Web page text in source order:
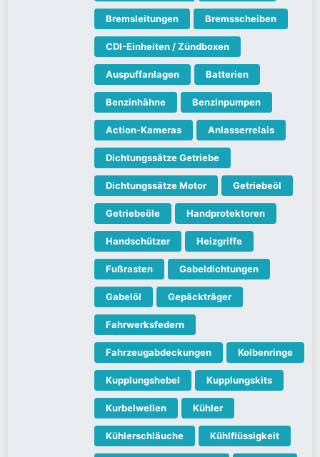
Bremsleitungen Bremsscheiben
CDI-Einheiten / Zündboxen
Auspuffanlagen Batterien
Benzinhähne Benzinpumpen
Action-Kameras Anlasserrelais
Dichtungssätze Getriebe
Dichtungssätze Motor Getriebeöl
Getriebeöle Handprotektoren
Handschützer Heizgriffe
Fußrasten Gabeldichtungen
Gabelöl Gepäckträger
Fahrwerksfedern
Fahrzeugabdeckungen Kolbenringe
Kupplungshebel Kupplungskits
Kurbelwellen Kühler
Kühlerschläuche Kühlflüssigkeit